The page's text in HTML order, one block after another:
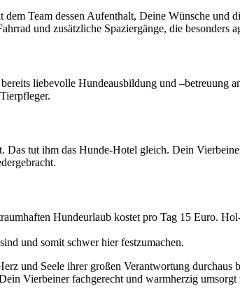
Team dessen Aufenthalt, Deine Wünsche und
und zusätzliche Spaziergänge, die besonders
liebevolle Hundeausbildung und –betreuung
tut ihm das Hunde-Hotel gleich. Dein
Hundeurlaub kostet pro Tag 15 Euro.
und somit schwer hier festzumachen.
und Seele ihrer großen Verantwortung
Vierbeiner fachgerecht und warmherzig